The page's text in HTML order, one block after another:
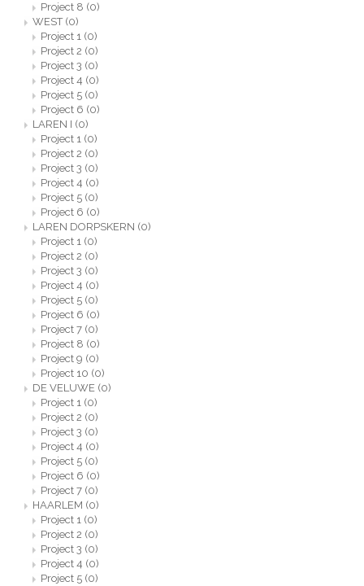
Project 8 (0)
WEST (0)
Project 1 (0)
Project 2 (0)
Project 3 (0)
Project 4 (0)
Project 5 (0)
Project 6 (0)
LAREN I (0)
Project 1 (0)
Project 2 (0)
Project 3 (0)
Project 4 (0)
Project 5 (0)
Project 6 (0)
LAREN DORPSKERN (0)
Project 1 (0)
Project 2 (0)
Project 3 (0)
Project 4 (0)
Project 5 (0)
Project 6 (0)
Project 7 (0)
Project 8 (0)
Project 9 (0)
Project 10 (0)
DE VELUWE (0)
Project 1 (0)
Project 2 (0)
Project 3 (0)
Project 4 (0)
Project 5 (0)
Project 6 (0)
Project 7 (0)
HAARLEM (0)
Project 1 (0)
Project 2 (0)
Project 3 (0)
Project 4 (0)
Project 5 (0)